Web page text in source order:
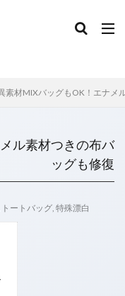
素材MIXバッグもOK！エナメ
ル素材つきの布バ
ッグも修復
トートバッグ, 特殊漂白
エルメス
ゴヤール
テガヴェネタ
リカラー